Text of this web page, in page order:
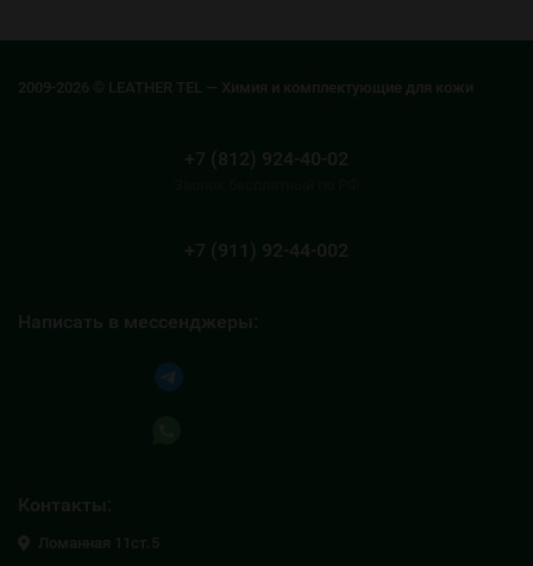
2009-2026 © LEATHER TEL — Химия и комплектующие для кожи
+7 (812) 924-40-02
+7 (911) 92-44-002
Написать в мессенджеры:
Контакты:
Ломанная 11ст.5